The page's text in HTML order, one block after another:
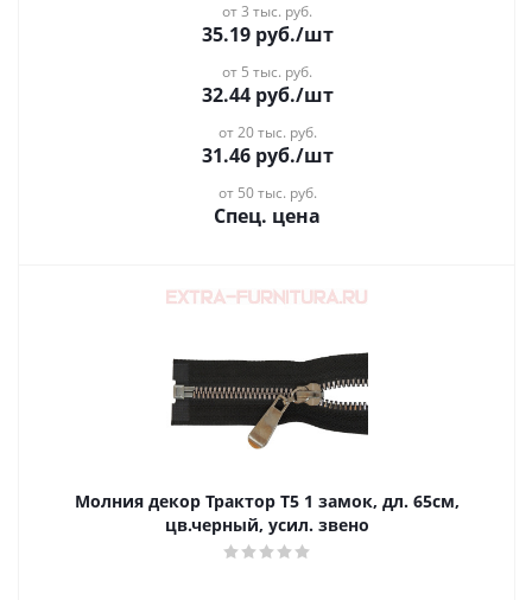
от 3 тыс. руб.
35.19руб./шт
от 5 тыс. руб.
32.44руб./шт
от 20 тыс. руб.
31.46руб./шт
от 50 тыс. руб.
Спец. цена
Молния декор Трактор Т5 1 замок, дл. 65см,
цв.черный, усил. звено